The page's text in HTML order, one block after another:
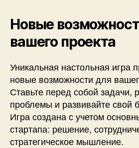
Новые
вашего проекта
Уникальная настольная игра
новые возможности для
Ставьте перед собой задачи,
проблемы и развивайте свой
Игра создана с учетом
стартапа: решение,
стратегическое мышление.